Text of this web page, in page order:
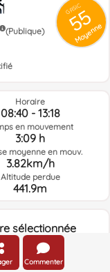
GRSIC
55
Moyenne
(Publique)
Horaire
08:40 - 13:18
en mouvement
3:09 h
moyenne en mouv.
3.82km/h
Altitude perdue
441.9m
sélectionnée
Commenter